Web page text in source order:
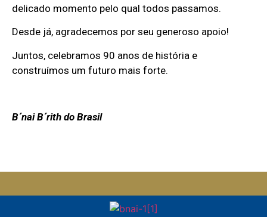
delicado momento pelo qual todos passamos.
Desde já, agradecemos por seu generoso apoio!
Juntos, celebramos 90 anos de história e
construímos um futuro mais forte.
B´nai B´rith do Brasil